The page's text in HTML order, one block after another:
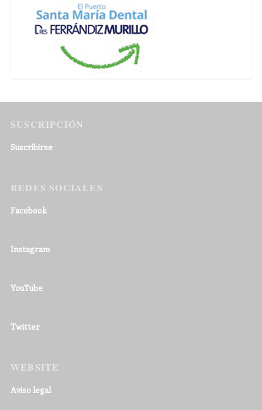
SUSCRIPCIÓN
Suscribirse
REDES SOCIALES
Facebook
Instagram
YouTube
Twitter
WEBSITE
Aviso legal